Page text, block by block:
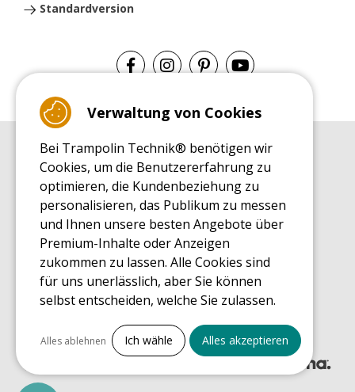
Standardversion
EINKAUFSRATGEBER
Einkaufsratgeber
MONTAGE RATGEBER
Montagehinweise für ein Freizeit Trampolin
PFLEGERATGEBER
Pflegeratgeber für Ihr Freizeit Trampolin
ENDECKUNGSTOUR
Was Sie über Freizeit Trampoline wissen sollten
EINKAUFSRATGEBER FÜR ERSATZTEILE
Verwaltung von Cookies
Bei Trampolin Technik® benötigen wir
Cookies, um die Benutzererfahrung zu
optimieren, die Kundenbeziehung zu
personalisieren, das Publikum zu messen
und Ihnen unsere besten Angebote über
Premium-Inhalte oder Anzeigen
zukommen zu lassen. Alle Cookies sind
für uns unerlässlich, aber Sie können
selbst entscheiden, welche Sie zulassen.
Alles ankreuzen
Notwendige Cookies
Alles ablehnen Ich wähle Alles akzeptieren